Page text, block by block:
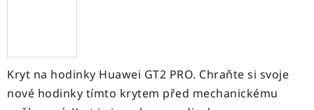
Kryt na hodinky Huawei GT2 PRO. Chraňte si svoje
nové hodinky tímto krytem před mechanickému